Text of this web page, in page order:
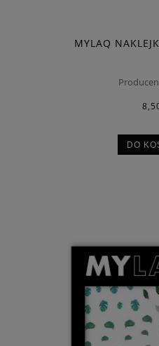
MYLAQ
DO